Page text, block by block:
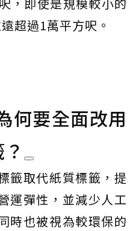
超過1萬平方呎。
何要全面改用
籤取代紙質標籤，提
運彈性，並減少人工
時也被視為較環保的